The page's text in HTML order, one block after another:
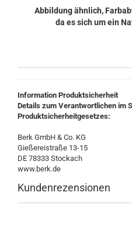
Abbildung ähnlich,
da es sich um ein
Information Produktsicherheit
Details zum Verantwortlichen im
Produktsicherheitgesetzes:
Berk GmbH & Co. KG
Gießereistraße 13-15
DE 78333 Stockach
www.berk.de
Kundenrezensionen